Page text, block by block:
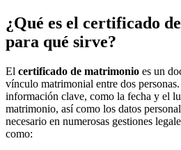
¿Qué es el certificado
para qué sirve?
El certificado de matrimonio es un
vínculo matrimonial entre dos
información clave, como la fecha y el
matrimonio, así como los datos
necesario en numerosas gestiones
como: